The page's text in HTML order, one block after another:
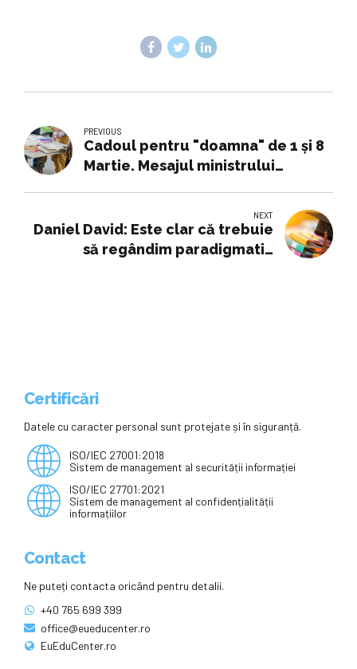
PREVIOUS
Cadoul pentru "doamna" de 1 şi 8
Martie. Mesajul ministrului
NEXT
Daniel David: Este clar că trebuie
să regândim paradigmatic
Certificări
Datele cu caracter personal sunt protejate și în siguranță.
ISO/IEC 27001:2018
Sistem de management al securității informației
ISO/IEC 27701:2021
Sistem de management al confidențialității
informațiilor
Contact
Ne puteți contacta oricând pentru detalii.
+40 765 699 399
office@eueducenter.ro
EuEduCenter.ro